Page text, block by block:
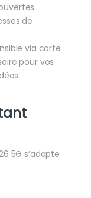
de
via carte
pour vos
5G s’adapte